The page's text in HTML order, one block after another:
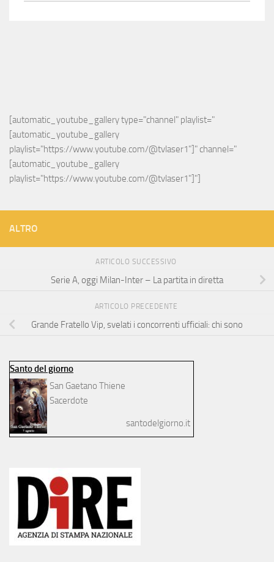
[automatic_youtube_gallery type="channel" playlist="
[automatic_youtube_gallery
playlist="https://www.youtube.com/@tvlaser1"]" channel="
[automatic_youtube_gallery
playlist="https://www.youtube.com/@tvlaser1"]"]
ALTRO
ARTICOLO SUCCESSIVO
Serie A, oggi Milan-Inter – La partita in diretta
ARTICOLO PRECEDENTE
Grande Fratello Vip, svelati i concorrenti ufficiali: chi sono
Santo del giorno
San Gaetano Thiene
Sacerdote
santodelgiorno.it